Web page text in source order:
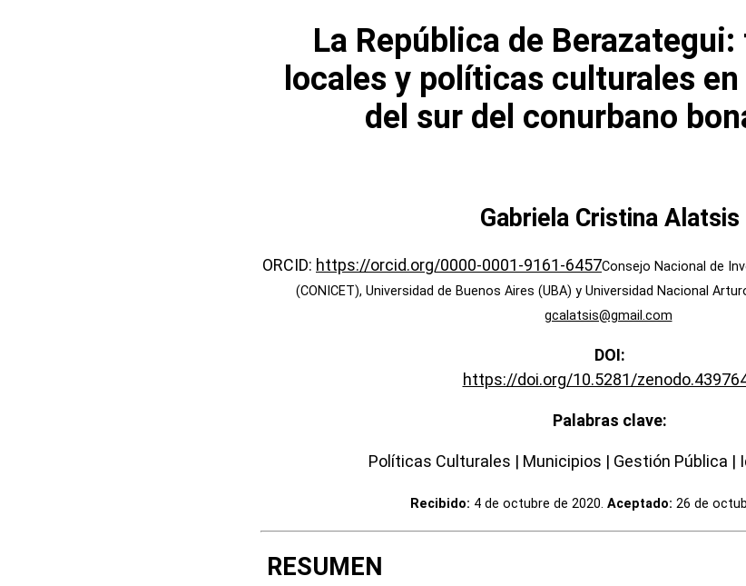
La República de
locales y políticas culturales
del sur del conurbano
Gabriela Cristina Alatsis
ORCID: https://orcid.org/0000-0001-9161-6457Consejo Nacional de
(CONICET), Universidad de Buenos Aires (UBA) y Universidad Nacional
gcalatsis@gmail.com
DOI:
https://doi.org/10.5281/
Palabras clave:
Políticas Culturales | Municipios | Gestión Pública |
Recibido: 4 de octubre de 2020. Aceptado: 26 de
RESUMEN